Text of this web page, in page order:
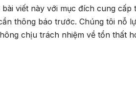
viết này với mục đích cung cấp
thông báo trước. Chúng tôi nỗ
chịu trách nhiệm về tổn thất